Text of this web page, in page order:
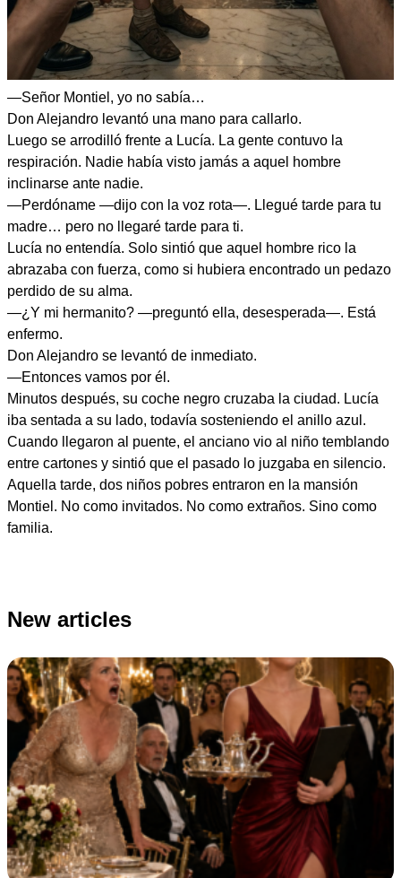
—Señor Montiel, yo no sabía…
Don Alejandro levantó una mano para callarlo.
Luego se arrodilló frente a Lucía. La gente contuvo la
respiración. Nadie había visto jamás a aquel hombre
inclinarse ante nadie.
—Perdóname —dijo con la voz rota—. Llegué tarde para tu
madre… pero no llegaré tarde para ti.
Lucía no entendía. Solo sintió que aquel hombre rico la
abrazaba con fuerza, como si hubiera encontrado un pedazo
perdido de su alma.
—¿Y mi hermanito? —preguntó ella, desesperada—. Está
enfermo.
Don Alejandro se levantó de inmediato.
—Entonces vamos por él.
Minutos después, su coche negro cruzaba la ciudad. Lucía
iba sentada a su lado, todavía sosteniendo el anillo azul.
Cuando llegaron al puente, el anciano vio al niño temblando
entre cartones y sintió que el pasado lo juzgaba en silencio.
Aquella tarde, dos niños pobres entraron en la mansión
Montiel. No como invitados. No como extraños. Sino como
familia.
New articles